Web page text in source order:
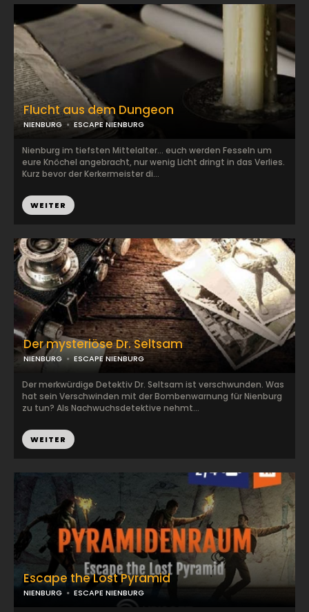
Flucht aus dem Dungeon
NIENBURG ESCAPE NIENBURG
Nienburg im tiefsten Mittelalter… euch werden Fesseln um
eure Knöchel angebracht, nur wenig Licht dringt in das Verlies.
Kurz bevor der Kerkermeister di...
WEITER
Escape the Lost Pyramid
NIENBURG ESCAPE NIENBURG
Der mysteriöse Dr. Seltsam
NIENBURG ESCAPE NIENBURG
Der merkwürdige Detektiv Dr. Seltsam ist verschwunden. Was
hat sein Verschwinden mit der Bombenwarnung für Nienburg
zu tun? Als Nachwuchsdetektive nehmt...
WEITER